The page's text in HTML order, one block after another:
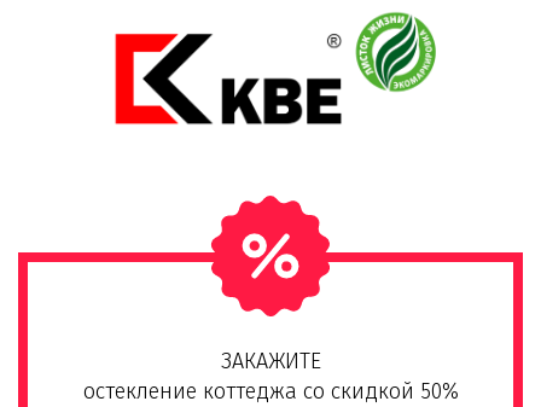
ЗАКАЖИТЕ
остекление коттеджа со скидкой 50%